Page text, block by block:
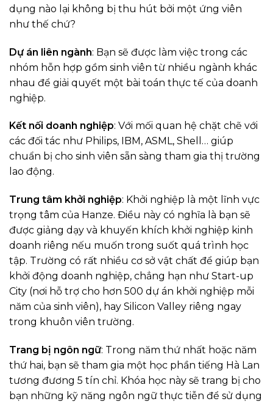
dụng nào lại không bị thu hút bởi một ứng viên
như thế chứ?
Dự án liên ngành: Bạn sẽ được làm việc trong các
nhóm hỗn hợp gồm sinh viên từ nhiều ngành khác
nhau để giải quyết một bài toán thực tế của doanh
nghiệp.
Kết nối doanh nghiệp: Với mối quan hệ chặt chẽ với
các đối tác như Philips, IBM, ASML, Shell… giúp
chuẩn bị cho sinh viên sẵn sàng tham gia thị trường
lao động.
Trung tâm khởi nghiệp: Khởi nghiệp là một lĩnh vực
trọng tâm của Hanze. Điều này có nghĩa là bạn sẽ
được giảng dạy và khuyến khích khởi nghiệp kinh
doanh riêng nếu muốn trong suốt quá trình học
tập. Trường có rất nhiều cơ sở vật chất để giúp bạn
khởi động doanh nghiệp, chẳng hạn như Start-up
City (nơi hỗ trợ cho hơn 500 dự án khởi nghiệp mỗi
năm của sinh viên), hay Silicon Valley riêng ngay
trong khuôn viên trường.
Trang bị ngôn ngữ: Trong năm thứ nhất hoặc năm
thứ hai, bạn sẽ tham gia một học phần tiếng Hà Lan
tương đương 5 tín chỉ. Khóa học này sẽ trang bị cho
bạn những kỹ năng ngôn ngữ thực tiễn để sử dụng